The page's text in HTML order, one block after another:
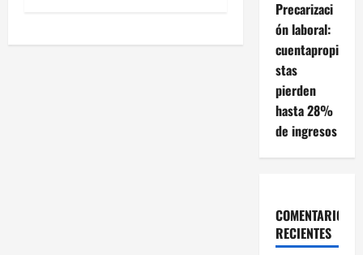
Precarizaci
ón laboral:
cuentapropi
stas
pierden
hasta 28%
de ingresos
COMENTARIOS
RECIENTES